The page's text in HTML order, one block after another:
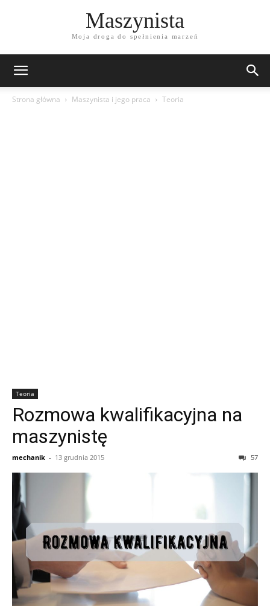
Maszynista
Moja droga do spełnienia marzeń
Strona główna Maszynista i jego praca Teoria
Teoria
Rozmowa kwalifikacyjna na
maszynistę
mechanik - 13 grudnia 2015 57